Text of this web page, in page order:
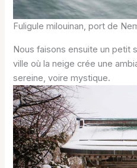
Fuligule milouinan, port de
Nous faisons ensuite un petit
ville où la neige crée une
sereine, voire mystique.